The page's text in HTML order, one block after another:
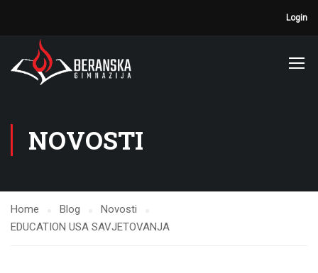
Login
NOVOSTI
Home Blog
Novosti
EDUCATION USA SAVJETOVANJA